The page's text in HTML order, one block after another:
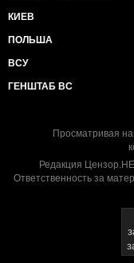
КИЕВ
ПОЛЬША
ВСУ
ГЕНШТАБ ВС
Просматривая
Редакция
Ответственность за